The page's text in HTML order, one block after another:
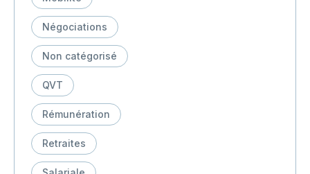
Négociations
Non catégorisé
QVT
Rémunération
Retraites